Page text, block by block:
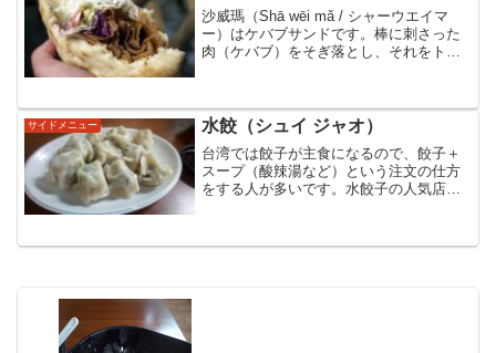
沙威瑪（Shā wēi mǎ / シャーウエイマ
ー）はケバブサンドです。棒に刺さった
肉（ケバブ）をそぎ落とし、それをトマ
湾の夜市でよく見かけます。最近食べて
感動したので、個人的におすすめです。
チーズやマスタード、ブラックペッパー
などトッピングがいくつかあり、好みの
ものを選べます。
サイドメニュー 水餃（シュイ ジャオ）
台湾では餃子が主食になるので、餃子＋
スープ（酸辣湯など）という注文の仕方
をする人が多いです。水餃子の人気店巧